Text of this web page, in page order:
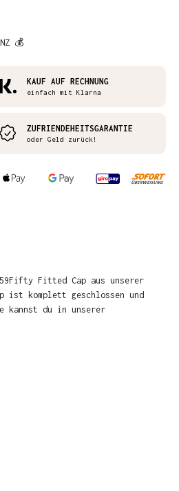
💰
KAUF AUF RECHNUNG
einfach mit Klarna
ZUFRIENDEHEITSGARANTIE
oder Geld zurück!
Fitted Cap aus unserer
ist komplett geschlossen und
kannst du in unserer